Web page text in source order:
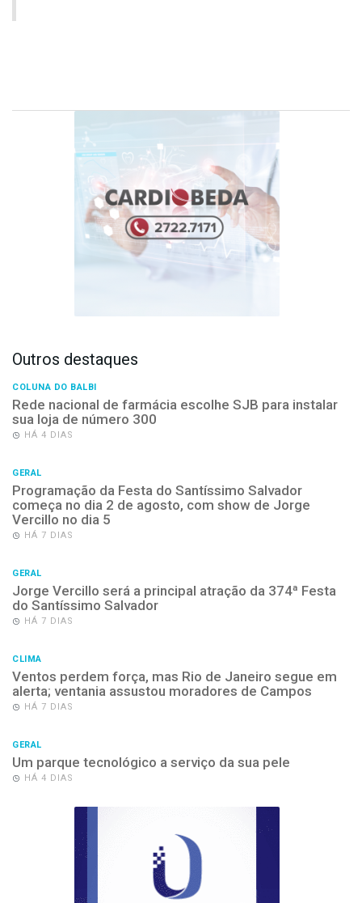
Outros destaques
COLUNA DO BALBI
Rede nacional de farmácia escolhe SJB para instalar
sua loja de número 300
HÁ 4 DIAS
GERAL
Programação da Festa do Santíssimo Salvador
começa no dia 2 de agosto, com show de Jorge
Vercillo no dia 5
HÁ 7 DIAS
GERAL
Jorge Vercillo será a principal atração da 374ª Festa
do Santíssimo Salvador
HÁ 7 DIAS
CLIMA
Ventos perdem força, mas Rio de Janeiro segue em
alerta; ventania assustou moradores de Campos
HÁ 7 DIAS
GERAL
Um parque tecnológico a serviço da sua pele
HÁ 4 DIAS